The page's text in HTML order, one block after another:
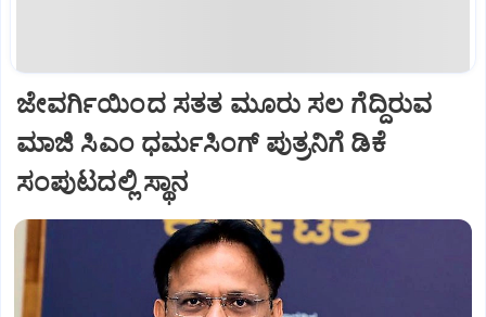
ಜೇವರ್ಗಿಯಿಂದ ಸತತ ಮೂರು ಸಲ ಗೆದ್ದಿರುವ
ಮಾಜಿ ಸಿಎಂ ಧರ್ಮಸಿಂಗ್ ಪುತ್ರನಿಗೆ ಡಿಕೆ
ಸಂಪುಟದಲ್ಲಿ ಸ್ಥಾನ